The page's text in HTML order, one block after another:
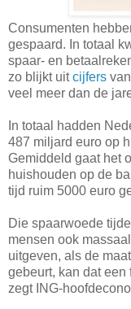
Consumenten
gespaard. In totaal
spaar- en
zo blijkt uitcijfers
veel meer dan de
In totaal hadden
487 miljard euro op
Gemiddeld gaat het
huishouden op de
tijd ruim 5000 euro
Die spaarwoede
mensen ook
uitgeven, als de
gebeurt, kan dat
zegt ING-